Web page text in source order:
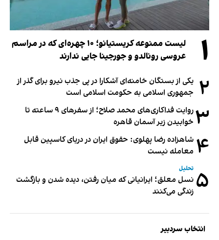
۱
لیست ممنوعه کریستیانو؛ ۱۰ چهره‌ای که در مراسم
عروسی رونالدو و جورجینا جایی ندارند
۲ یکی از بستگان خامنه‌ای آشکارا در پی جذب نیرو برای گذر از
جمهوری اسلامی به حکومت اسلامی است
۳
روایت فداکاری‌های محمد صلاح؛ از سفرهای ۹ ساعته تا
خوابیدن زیر آسمان قاهره
۴ شاهزاده رضا پهلوی: حقوق ایران در دریای کاسپین قابل
معامله نیست
۵ تحلیل
نسل معلق؛ ایرانیانی که میان رفتن، دیده شدن و بازگشت
زندگی می‌کنند
انتخاب سردبیر